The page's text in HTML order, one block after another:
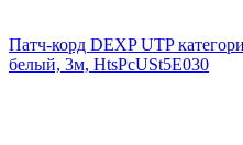
Патч-корд DEXP UTP
белый, 3м, HtsPcUSt5E030